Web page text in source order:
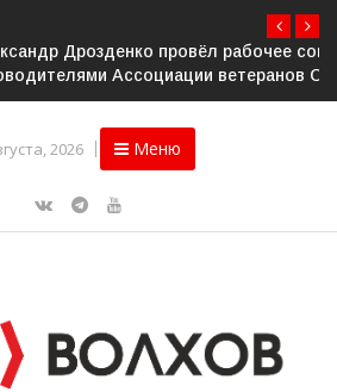
провёл рабочее совещание с
ветеранов СВО
2026 Меню